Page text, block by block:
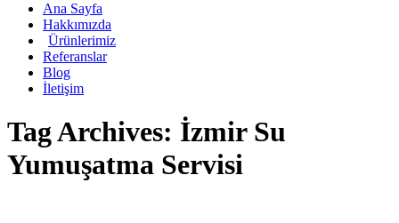
Ana Sayfa
Hakkımızda
Ürünlerimiz
Referanslar
Blog
İletişim
Tag Archives: İzmir Su
Yumuşatma Servisi